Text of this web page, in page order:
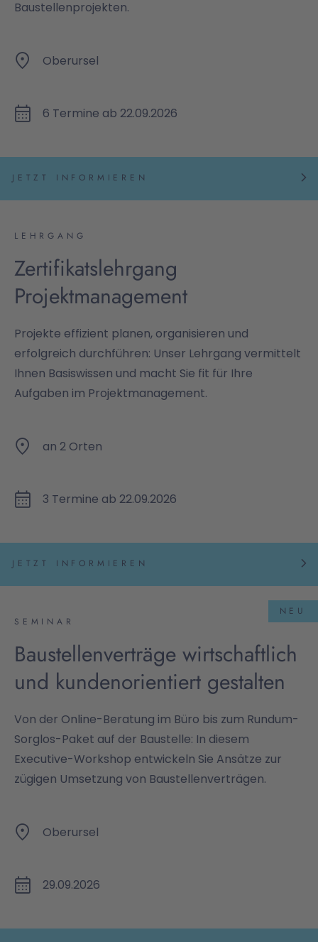
Baustellenprojekten.
Oberursel
6 Termine ab 22.09.2026
JETZT INFORMIEREN
LEHRGANG
Zertifikatslehrgang
Projektmanagement
Projekte effizient planen, organisieren und
erfolgreich durchführen: Unser Lehrgang vermittelt
Ihnen Basiswissen und macht Sie fit für Ihre
Aufgaben im Projektmanagement.
an 2 Orten
3 Termine ab 22.09.2026
JETZT INFORMIEREN
SEMINAR
Baustellenverträge wirtschaftlich
und kundenorientiert gestalten
NEU
Von der Online-Beratung im Büro bis zum Rundum-
Sorglos-Paket auf der Baustelle: In diesem
Executive-Workshop entwickeln Sie Ansätze zur
zügigen Umsetzung von Baustellenverträgen.
Oberursel
29.09.2026